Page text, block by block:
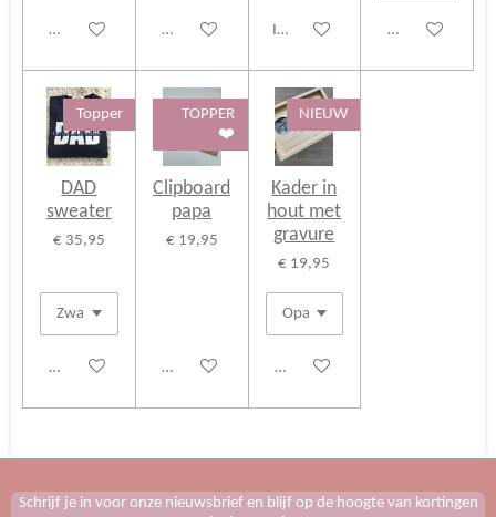
Bekijk details Bekijk details In winkelwagen Bekijk details
Topper
DAD
sweater
€ 35,95
Bekijk details
TOPPER
❤️
Clipboard
papa
€ 19,95
Bekijk details
NIEUW
Kader in
hout met
gravure
€ 19,95
Bekijk details
Schrijf je in voor onze nieuwsbrief en blijf op de hoogte van kortingen